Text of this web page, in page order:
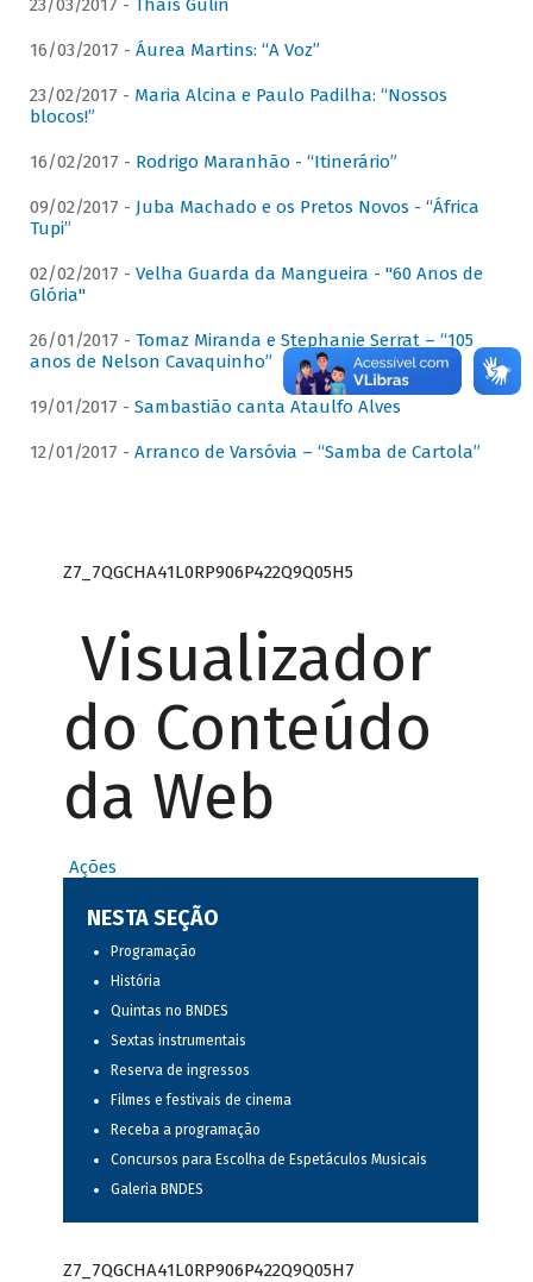
23/03/2017 - Thaís Gulin
16/03/2017 - Áurea Martins: “A Voz”
23/02/2017 - Maria Alcina e Paulo Padilha: “Nossos
blocos!”
16/02/2017 - Rodrigo Maranhão - “Itinerário”
09/02/2017 - Juba Machado e os Pretos Novos - “África
Tupi”
02/02/2017 - Velha Guarda da Mangueira - "60 Anos de
Glória"
26/01/2017 - Tomaz Miranda e Stephanie Serrat – “105
anos de Nelson Cavaquinho”
19/01/2017 - Sambastião canta Ataulfo Alves
12/01/2017 - Arranco de Varsóvia – “Samba de Cartola”
Z7_7QGCHA41L0RP906P422Q9Q05H5
Visualizador
do Conteúdo
da Web
Ações
NESTA SEÇÃO
Programação
História
Quintas no BNDES
Sextas instrumentais
Reserva de ingressos
Filmes e festivais de cinema
Receba a programação
Concursos para Escolha de Espetáculos Musicais
Galeria BNDES
Z7_7QGCHA41L0RP906P422Q9Q05H7